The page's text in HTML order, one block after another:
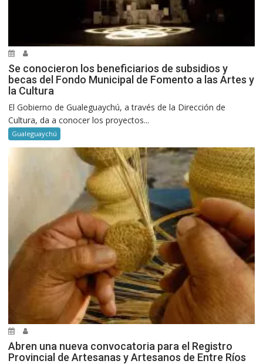
Se conocieron los beneficiarios de subsidios y
becas del Fondo Municipal de Fomento a las Artes y
la Cultura
El Gobierno de Gualeguaychú, a través de la Dirección de
Cultura, da a conocer los proyectos...
Gualeguaychú
Abren una nueva convocatoria para el Registro
Provincial de Artesanas y Artesanos de Entre Ríos